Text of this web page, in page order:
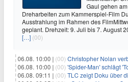
Gaul gehen
Dreharbeiten zum Kammerspiel-Film
Ausstrahlung im Rahmen des
geplant. Drehzeit: 9. Juli bis 7. August
[…] (00)
06.08. 10:00 | (00) Christopher Nolan
06.08. 10:00 | (00) 'Spider-Man' schlägt 'Toy Story 5':
06.08. 09:11 | (00) TLC zeigt Doku über die